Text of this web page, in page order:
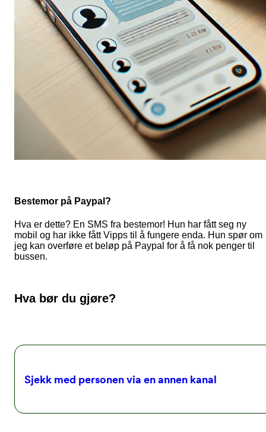
Bestemor på Paypal?
Hva er dette? En SMS fra bestemor! Hun har fått seg ny
mobil og har ikke fått Vipps til å fungere enda. Hun spør om
jeg kan overføre et beløp på Paypal for å få nok penger til
bussen.
Hva bør du gjøre?
Sjekk med personen via en annen kanal